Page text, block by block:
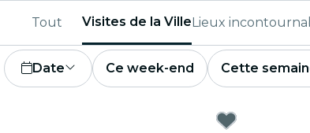
Tout Visites de la VilleLieux
Date Ce week-end Cette